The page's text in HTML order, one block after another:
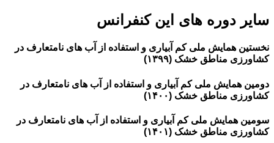
سایر دوره های این کنفرانس
نخستین همایش ملی کم آبیاری و استفاده از آب های نامتعارف در
کشاورزی مناطق خشک (۱۳۹۹)
دومین همایش ملی کم آبیاری و استفاده از آب های نامتعارف در
کشاورزی مناطق خشک (۱۴۰۰)
سومین همایش ملی کم آبیاری و استفاده از آب های نامتعارف در
کشاورزی مناطق خشک (۱۴۰۱)